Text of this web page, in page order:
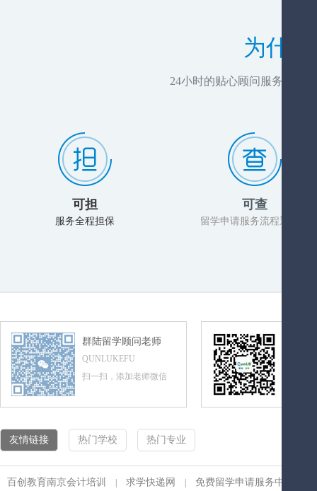
为什
24小时的贴心顾问服务，推
可担
服务全程担保
可查
留学申请服务流程透明化
群陆留学顾问老师
QUNLUKEFU
扫一扫，添加老师微信
友情链接 热门学校 热门专业
百创教育南京会计培训 求学快递网 免费留学申请服务中心